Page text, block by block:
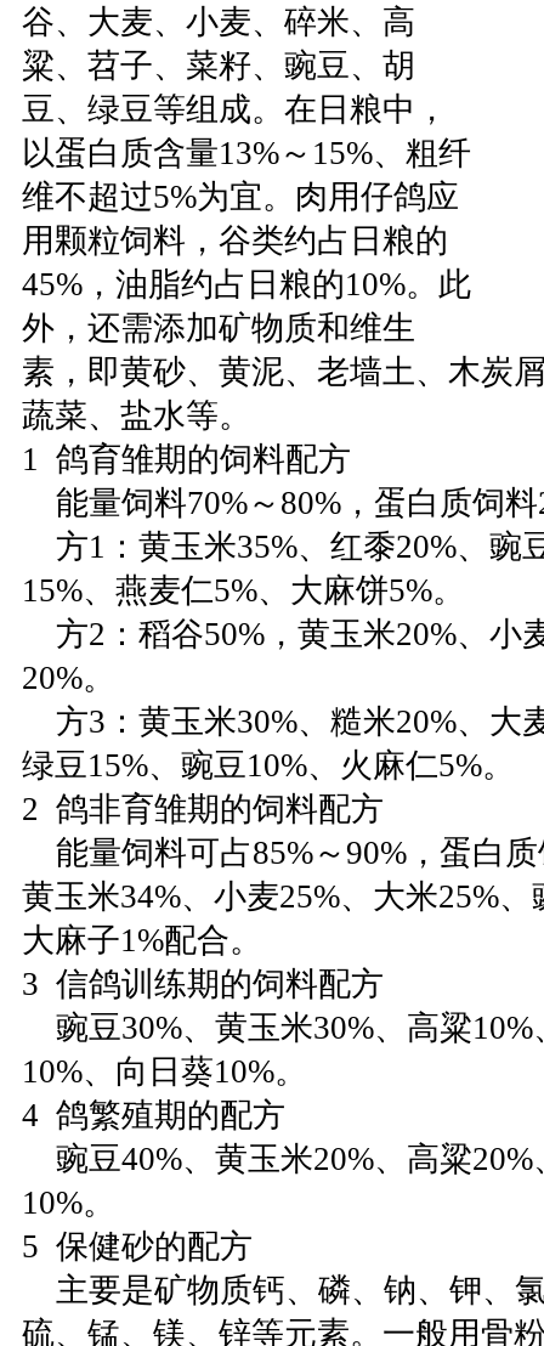
谷、大麦、小麦、碎米、高
粱、苕子、菜籽、豌豆、胡
豆、绿豆等组成。在日粮中，
以蛋白质含量13%～15%、粗纤
维不超过5%为宜。肉用仔鸽应
用颗粒饲料，谷类约占日粮的
45%，油脂约占日粮的10%。此
外，还需添加矿物质和维生
素，即黄砂、黄泥、老墙土、木炭
蔬菜、盐水等。
1 鸽育雏期的饲料配方
能量饲料70%～80%，蛋白质饲料
方1：黄玉米35%、红黍20%、豌
15%、燕麦仁5%、大麻饼5%。
方2：稻谷50%，黄玉米20%、小
20%。
方3：黄玉米30%、糙米20%、大
绿豆15%、豌豆10%、火麻仁5%。
2 鸽非育雏期的饲料配方
能量饲料可占85%～90%，蛋白质
黄玉米34%、小麦25%、大米25%
大麻子1%配合。
3 信鸽训练期的饲料配方
豌豆30%、黄玉米30%、高粱10%
10%、向日葵10%。
4 鸽繁殖期的配方
豌豆40%、黄玉米20%、高粱20%
10%。
5 保健砂的配方
主要是矿物质钙、磷、钠、钾、
硫、锰、镁、锌等元素。一般用骨